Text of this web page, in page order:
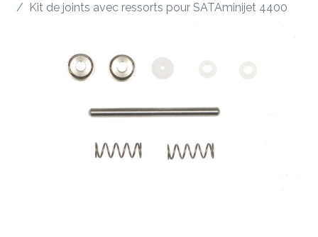
Kit de joints avec ressorts pour SATAminijet 4400